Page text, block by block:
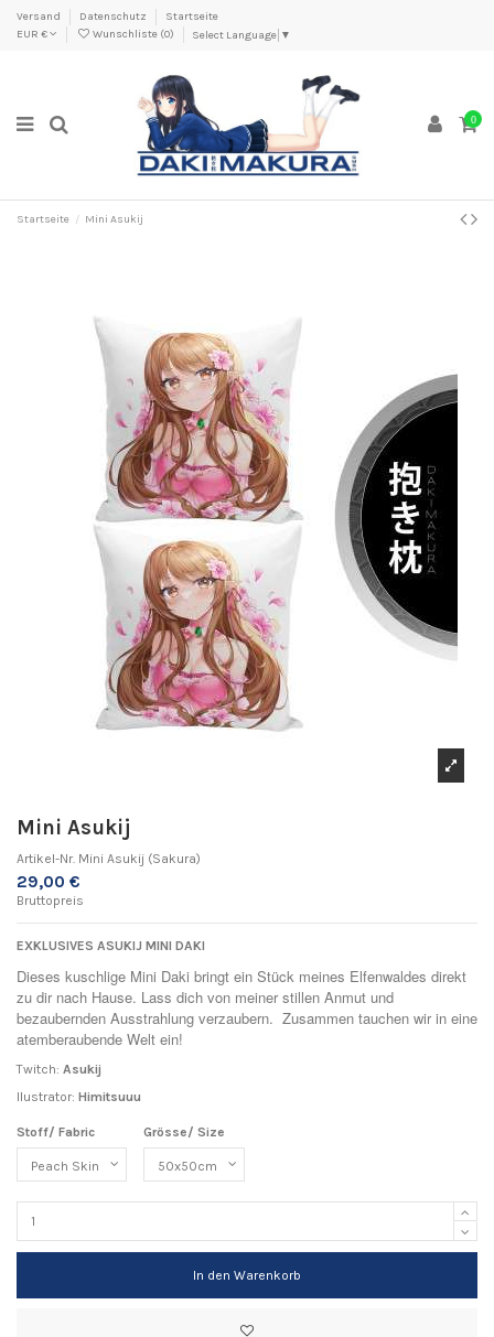
Versand Datenschutz
Startseite
EUR €
Wunschliste (0) Select Language ▼
0
Startseite Mini Asukij
Mini Asukij
Artikel-Nr. Mini Asukij (Sakura)
29,00 €
Bruttopreis
EXKLUSIVES ASUKIJ MINI DAKI
Dieses kuschlige Mini Daki bringt ein Stück meines Elfenwaldes direkt
zu dir nach Hause. Lass dich von meiner stillen Anmut und
bezaubernden Ausstrahlung verzaubern. Zusammen tauchen wir in eine
atemberaubende Welt ein!
Twitch: Asukij
Ilustrator: Himitsuuu
Stoff/ Fabric Grösse/ Size
In den Warenkorb